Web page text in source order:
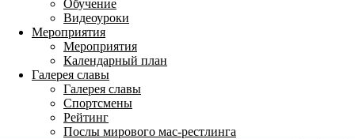
Обучение
Видеоуроки
Мероприятия
Мероприятия
Календарный план
Галерея славы
Галерея славы
Спортсмены
Рейтинг
Послы мирового мас-рестлинга